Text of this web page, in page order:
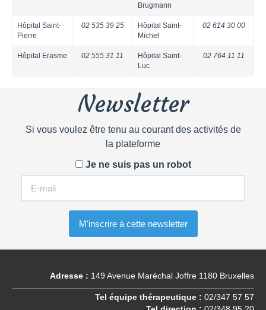
Brugmann
Hôpital Saint-
Pierre
02 535 39 25
Hôpital Saint-
Michel
02 614 30 00
Hôpital Erasme 02 555 31 11
Hôpital Saint-
Luc
02 764 11 11
Newsletter
Si vous voulez être tenu au courant des activités de
la plateforme
Je ne suis pas un robot
Adresse : 149 Avenue Maréchal Joffre 1180 Bruxelles
Tel équipe thérapeutique : 02/347 57 57